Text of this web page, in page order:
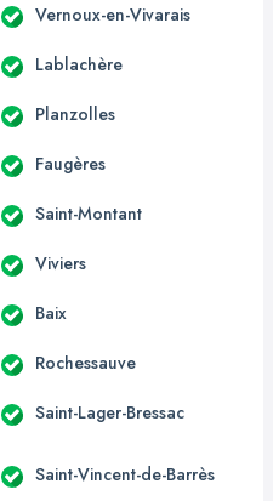
Vernoux-en-Vivarais
Lablachère
Planzolles
Faugères
Saint-Montant
Viviers
Baix
Rochessauve
Saint-Lager-Bressac
Saint-Vincent-de-Barrès